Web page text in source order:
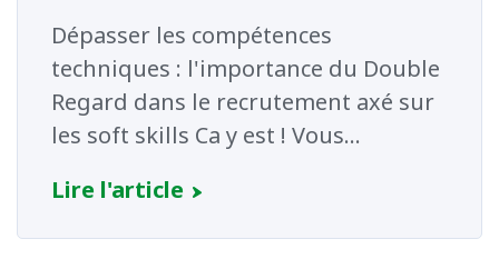
Dépasser les compétences
techniques : l'importance du Double
Regard dans le recrutement axé sur
les soft skills Ca y est ! Vous...
Lire l'article